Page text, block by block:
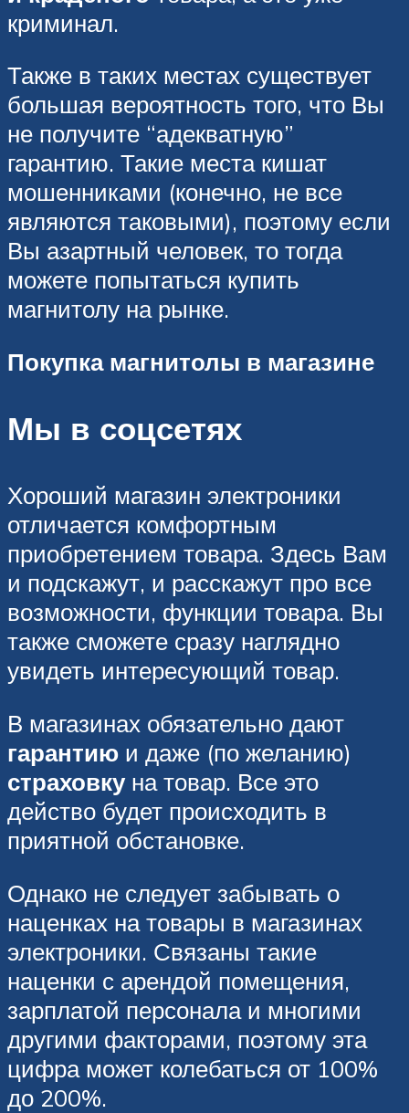
криминал.
Также в таких местах существует
большая вероятность того, что Вы
не получите “адекватную”
гарантию. Такие места кишат
мошенниками (конечно, не все
являются таковыми), поэтому если
Вы азартный человек, то тогда
можете попытаться купить
магнитолу на рынке.
Покупка магнитолы в магазине
Мы в соцсетях
Хороший магазин электроники
отличается комфортным
приобретением товара. Здесь Вам
и подскажут, и расскажут про все
возможности, функции товара. Вы
также сможете сразу наглядно
увидеть интересующий товар.
В магазинах обязательно дают
гарантию и даже (по желанию)
страховкуна товар. Все это
действо будет происходить в
приятной обстановке.
Однако не следует забывать о
наценках на товары в магазинах
электроники. Связаны такие
наценки с арендой помещения,
зарплатой персонала и многими
другими факторами, поэтому эта
цифра может колебаться от 100%
до 200%.